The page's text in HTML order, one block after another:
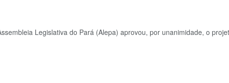
Legislativa do Pará (Alepa) aprovou, por unanimidade, o